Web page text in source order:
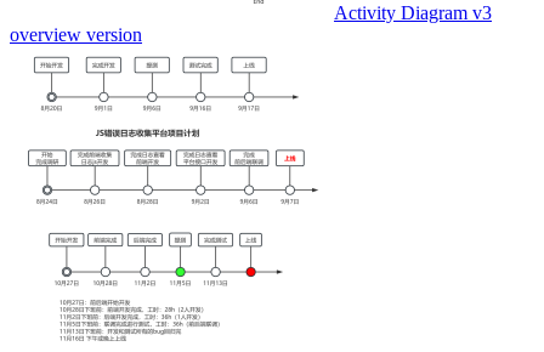
Activity Diagram v3
overview version